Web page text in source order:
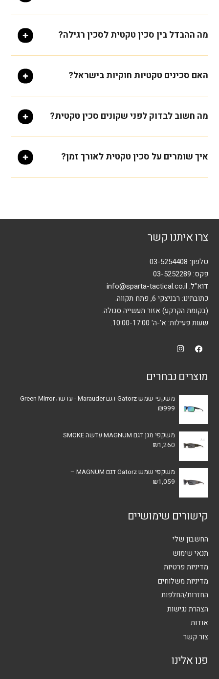
מה ההבדל בין סכין טקטית לסכין רגילה?
האם סכינים טקטיות חוקיות בישראל?
מה חשוב לבדוק לפני שקונים סכין טקטית?
איך שומרים על סכין טקטית לאורך זמן?
צרו איתנו קשר
טלפון: 03-5254408
פקס: 03-5252289
דוא"ל: info@sparta-tactical.co.il
כתובתינו: רבניצקי 6, פתח תקווה.
(בקומת הקרקע) אזור תעשייה סגולה.
שעות פעילות: א'-ה' 10:00-17:00.
מוצרים נבחרים
משקפי שמש Gatorz דגם Marauder - עדשה Green Mirror
₪999
משקפי מגן דגם MAGNUM עדשה SMOKE
₪1,260
משקפי שמש Gatorz דגם MAGNUM –
₪1,059
קישורים שימושיים
החשבון שלי
תנאי שימוש
מדיניות פרטיות
מדיניות משלוחים
החזרות/החלפות
הצהרת נגישות
אודות
צור קשר
פנו אלינו